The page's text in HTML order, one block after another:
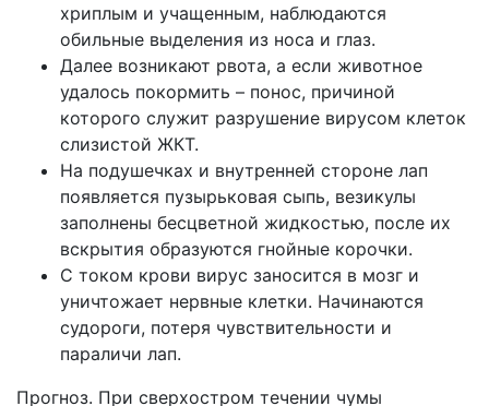
хриплым и учащенным, наблюдаются
обильные выделения из носа и глаз.
Далее возникают рвота, а если животное
удалось покормить – понос, причиной
которого служит разрушение вирусом клеток
слизистой ЖКТ.
На подушечках и внутренней стороне лап
появляется пузырьковая сыпь, везикулы
заполнены бесцветной жидкостью, после их
вскрытия образуются гнойные корочки.
С током крови вирус заносится в мозг и
уничтожает нервные клетки. Начинаются
судороги, потеря чувствительности и
параличи лап.
Прогноз. При сверхостром течении чумы